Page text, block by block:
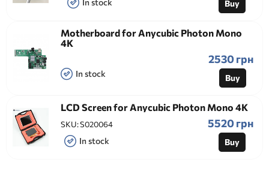
In stock Buy
Motherboard for Anycubic Photon Mono
4K
In stock
2530 грн
Buy
LCD Screen for Anycubic Photon Mono 4K
SKU:S020064
In stock
5520 грн
Buy